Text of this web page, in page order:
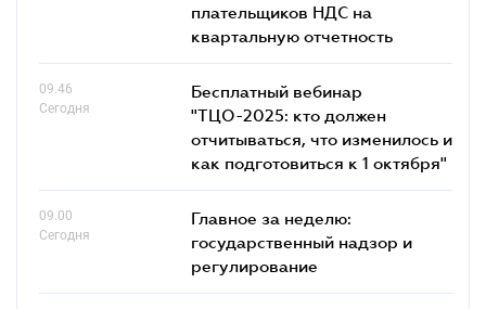
плательщиков НДС на
квартальную отчетность
09.46
Сегодня
Бесплатный вебинар
"ТЦО-2025: кто должен
отчитываться, что изменилось и
как подготовиться к 1 октября"
09.00
Сегодня
Главное за неделю:
государственный надзор и
регулирование